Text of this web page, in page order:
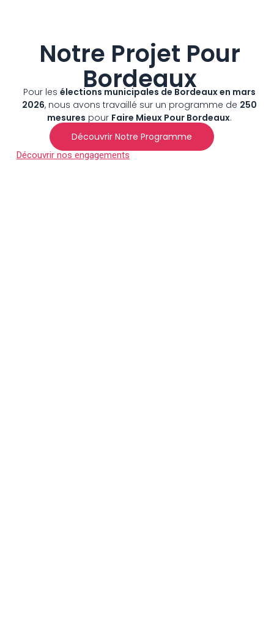
Notre Projet Pour
Bordeaux
Pour lesélections municipales de Bordeaux en mars
2026, nous avons travaillé sur un programme de 250
mesures pour Faire Mieux Pour Bordeaux.
Découvrir Notre Programme
Découvrir nos engagements